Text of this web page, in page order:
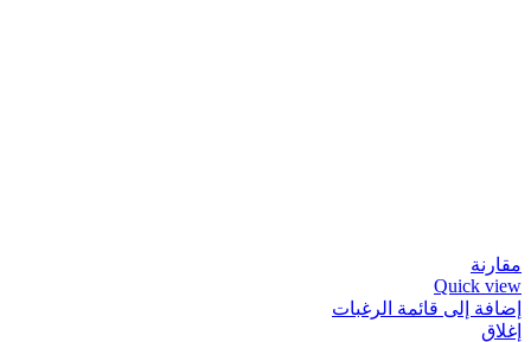
مقارنة
Quick view
إضافة إلى قائمة الرغبات
إغلاق